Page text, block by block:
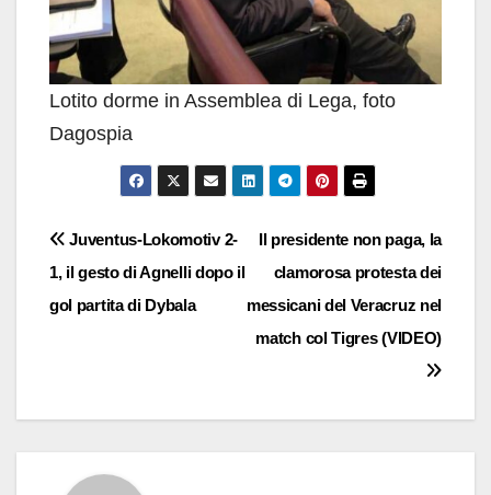
Lotito dorme in Assemblea di Lega, foto
Dagospia
Navigazione
articoli
Il presidente non paga, la
clamorosa protesta dei
messicani del Veracruz nel
match col Tigres (VIDEO)
Juventus-Lokomotiv 2-
1, il gesto di Agnelli dopo il
gol partita di Dybala